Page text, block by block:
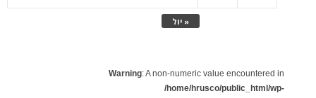
« יול
Warning: A non-numeric value encountered in
/home/hrusco/public_html/wp-